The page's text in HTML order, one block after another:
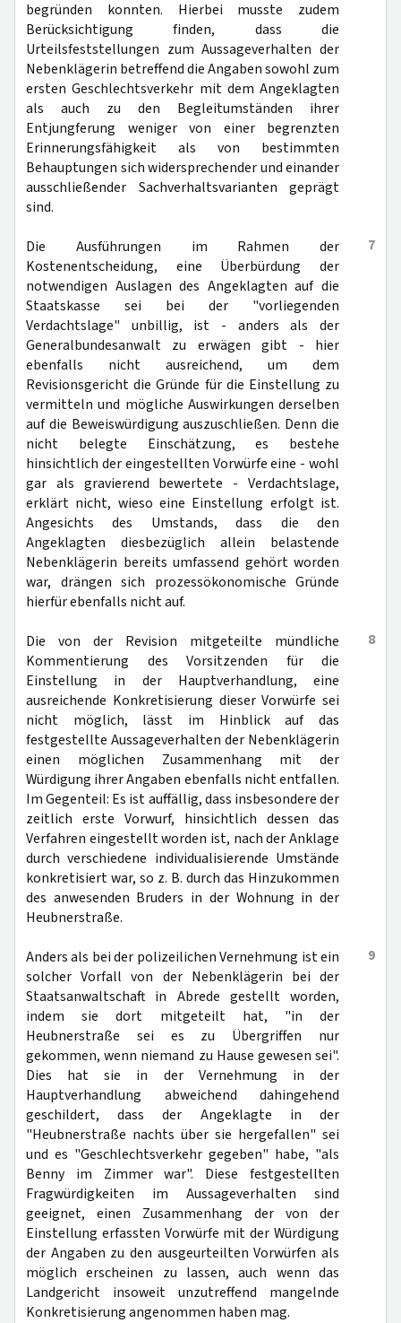
begründen konnten. Hierbei musste zudem
Berücksichtigung finden, dass die
Urteilsfeststellungen zum Aussageverhalten der
Nebenklägerin betreffend die Angaben sowohl zum
ersten Geschlechtsverkehr mit dem Angeklagten
als auch zu den Begleitumständen ihrer
Entjungferung weniger von einer begrenzten
Erinnerungsfähigkeit als von bestimmten
Behauptungen sich widersprechender und einander
ausschließender Sachverhaltsvarianten geprägt
sind.
7
Die Ausführungen im Rahmen der
Kostenentscheidung, eine Überbürdung der
notwendigen Auslagen des Angeklagten auf die
Staatskasse sei bei der "vorliegenden
Verdachtslage" unbillig, ist - anders als der
Generalbundesanwalt zu erwägen gibt - hier
ebenfalls nicht ausreichend, um dem
Revisionsgericht die Gründe für die Einstellung zu
vermitteln und mögliche Auswirkungen derselben
auf die Beweiswürdigung auszuschließen. Denn die
nicht belegte Einschätzung, es bestehe
hinsichtlich der eingestellten Vorwürfe eine - wohl
gar als gravierend bewertete - Verdachtslage,
erklärt nicht, wieso eine Einstellung erfolgt ist.
Angesichts des Umstands, dass die den
Angeklagten diesbezüglich allein belastende
Nebenklägerin bereits umfassend gehört worden
war, drängen sich prozessökonomische Gründe
hierfür ebenfalls nicht auf.
8
Die von der Revision mitgeteilte mündliche
Kommentierung des Vorsitzenden für die
Einstellung in der Hauptverhandlung, eine
ausreichende Konkretisierung dieser Vorwürfe sei
nicht möglich, lässt im Hinblick auf das
festgestellte Aussageverhalten der Nebenklägerin
einen möglichen Zusammenhang mit der
Würdigung ihrer Angaben ebenfalls nicht entfallen.
Im Gegenteil: Es ist auffällig, dass insbesondere der
zeitlich erste Vorwurf, hinsichtlich dessen das
Verfahren eingestellt worden ist, nach der Anklage
durch verschiedene individualisierende Umstände
konkretisiert war, so z. B. durch das Hinzukommen
des anwesenden Bruders in der Wohnung in der
Heubnerstraße.
9
Anders als bei der polizeilichen Vernehmung ist ein
solcher Vorfall von der Nebenklägerin bei der
Staatsanwaltschaft in Abrede gestellt worden,
indem sie dort mitgeteilt hat, "in der
Heubnerstraße sei es zu Übergriffen nur
gekommen, wenn niemand zu Hause gewesen sei".
Dies hat sie in der Vernehmung in der
Hauptverhandlung abweichend dahingehend
geschildert, dass der Angeklagte in der
"Heubnerstraße nachts über sie hergefallen" sei
und es "Geschlechtsverkehr gegeben" habe, "als
Benny im Zimmer war". Diese festgestellten
Fragwürdigkeiten im Aussageverhalten sind
geeignet, einen Zusammenhang der von der
Einstellung erfassten Vorwürfe mit der Würdigung
der Angaben zu den ausgeurteilten Vorwürfen als
möglich erscheinen zu lassen, auch wenn das
Landgericht insoweit unzutreffend mangelnde
Konkretisierung angenommen haben mag.